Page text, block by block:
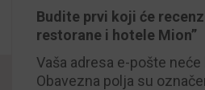
Budite prvi koji će
restorane i hotele Mion”
Vaša adresa e-pošte
Obavezna polja su